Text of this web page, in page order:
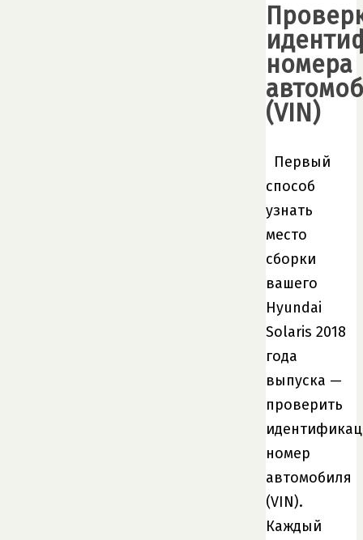
номера
(VIN)
Первый
способ
узнать
место
сборки
вашего
Hyundai
Solaris 2018
года
выпуска —
проверить
номер
автомобиля
(VIN).
Каждый